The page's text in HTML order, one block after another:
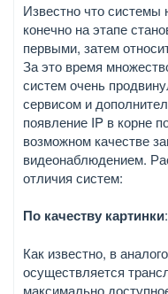
Известно что
конечно на этапе
первыми, затем
За это время
систем очень
сервисом и
появление IP в корне
возможном качестве
видеонаблюдением.
отличия систем:
По качеству картинки:
Как известно, в
осуществляется
максимально